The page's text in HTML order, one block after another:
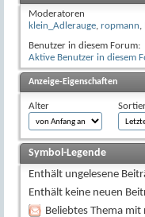
Moderatoren
klein_Adlerauge, ropmann,
Benutzer in diesem Forum:
Aktive Benutzer in diesem
Anzeige-Eigenschaften
Alter
Symbol-Legende
Enthält ungelesene
Enthält keine neuen
Beliebtes Thema mit